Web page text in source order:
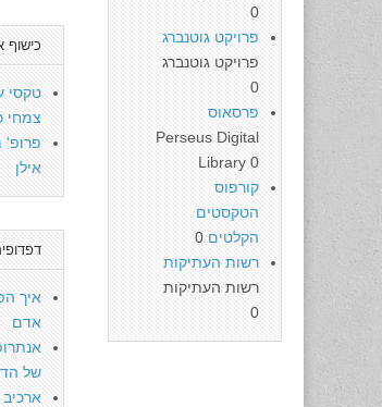
כישוף
טקסי
צמחי
פרופ'
אילן
איך
אדם
של
0
פרויקט גוטנברג
פרויקט גוטנברג
0
פרסאוס
Perseus Digital
Library 0
קורפוס
הטקסטים
הקלטים
רשות העתיקות
רשות העתיקות
0